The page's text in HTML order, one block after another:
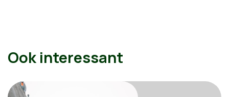
Ook interessant